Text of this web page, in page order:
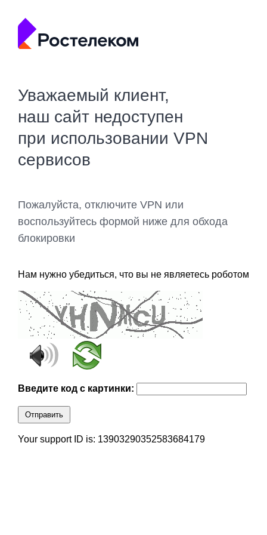
Уважаемый клиент,
наш сайт недоступен
при использовании VPN
сервисов
Пожалуйста, отключите VPN или
воспользуйтесь формой ниже для обхода
блокировки
Нам нужно убедиться, что вы не являетесь роботом
Введите код с картинки:
Отправить
Your support ID is: 13903290352583684179